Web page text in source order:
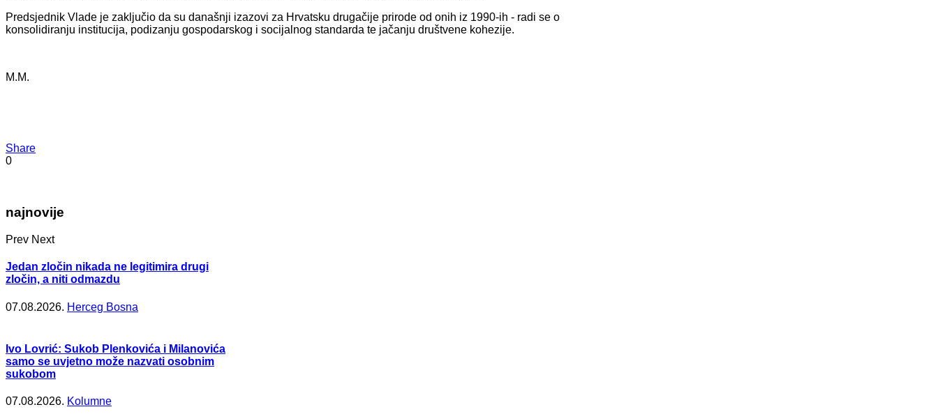
Predsjednik Vlade je zaključio da su današnji izazovi za Hrvatsku drugačije prirode od onih iz 1990-ih - radi se o
konsolidiranju institucija, podizanju gospodarskog i socijalnog standarda te jačanju društvene kohezije.
M.M.
Share
0
najnovije
Prev Next
Jedan zločin nikada ne legitimira drugi
zločin, a niti odmazdu
07.08.2026. Herceg Bosna
Ivo Lovrić: Sukob Plenkovića i Milanovića
samo se uvjetno može nazvati osobnim
sukobom
07.08.2026. Kolumne